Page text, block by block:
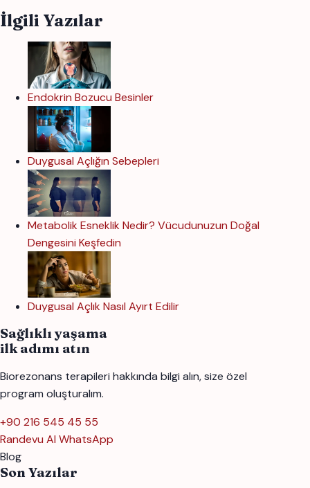
İlgili Yazılar
Endokrin Bozucu Besinler
Duygusal Açlığın Sebepleri
Metabolik Esneklik Nedir? Vücudunuzun Doğal
Dengesini Keşfedin
Duygusal Açlık Nasıl Ayırt Edilir
Sağlıklı yaşama
ilk adımı atın
Biorezonans terapileri hakkında bilgi alın, size özel
program oluşturalım.
+90 216 545 45 55
Randevu Al WhatsApp
Blog
Son Yazılar